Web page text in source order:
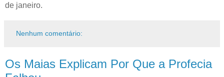
de janeiro.
Nenhum comentário:
Os Maias Explicam Por Que a Profecia